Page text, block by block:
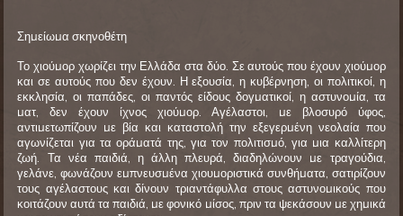
Σημείωμα σκηνοθέτη
Το χιούμορ χωρίζει την Ελλάδα στα δύο. Σε αυτούς που έχουν χιούμορ
και σε αυτούς που δεν έχουν. Η εξουσία, η κυβέρνηση, οι πολιτικοί, η
εκκλησία, οι παπάδες, οι παντός είδους δογματικοί, η αστυνομία, τα
ματ, δεν έχουν ίχνος χιούμορ. Αγέλαστοι, με βλοσυρό ύφος,
αντιμετωπίζουν με βία και καταστολή την εξεγερμένη νεολαία που
αγωνίζεται για τα οράματά της, για τον πολιτισμό, για μια καλλίτερη
ζωή. Τα νέα παιδιά, η άλλη πλευρά, διαδηλώνουν με τραγούδια,
γελάνε, φωνάζουν εμπνευσμένα χιουμοριστικά συνθήματα, σατιρίζουν
τους αγέλαστους και δίνουν τριαντάφυλλα στους αστυνομικούς που
κοιτάζουν αυτά τα παιδιά, με φονικό μίσος, πριν τα ψεκάσουν με χημικά